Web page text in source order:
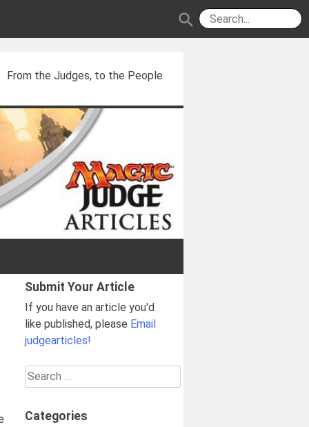
search
From the Judges, to the People
Submit Your Article
If you have an article you'd
like published, please Email
judgearticles!
Search
for:
Categories